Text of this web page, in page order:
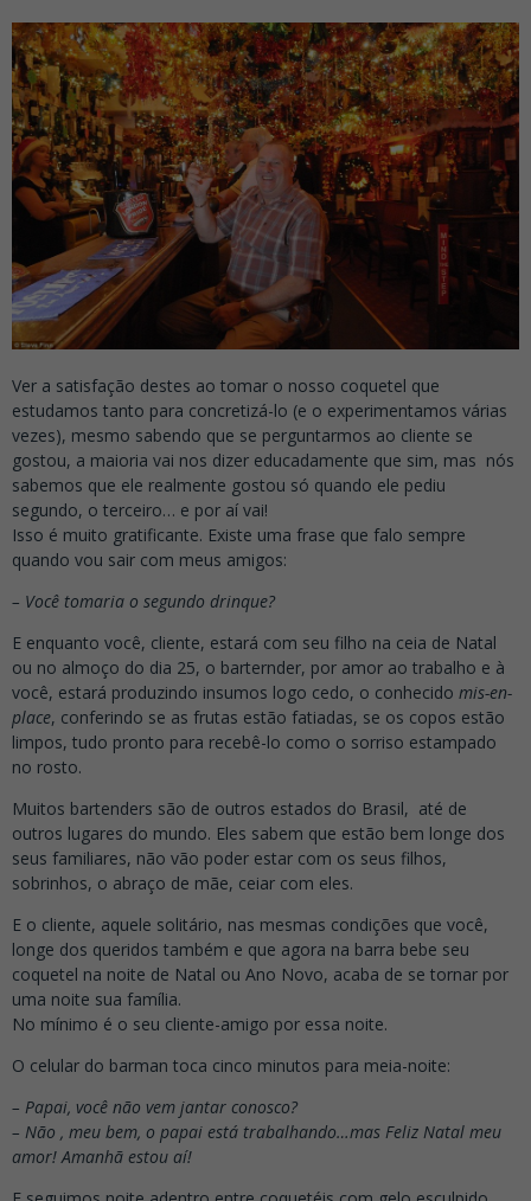
Ver a satisfação destes ao tomar o nosso coquetel que
estudamos tanto para concretizá-lo (e o experimentamos várias
vezes), mesmo sabendo que se perguntarmos ao cliente se
gostou, a maioria vai nos dizer educadamente que sim, mas nós
sabemos que ele realmente gostou só quando ele pediu
segundo, o terceiro… e por aí vai!
Isso é muito gratificante. Existe uma frase que falo sempre
quando vou sair com meus amigos:
– Você tomaria o segundo drinque?
E enquanto você, cliente, estará com seu filho na ceia de Natal
ou no almoço do dia 25, o barternder, por amor ao trabalho e à
você, estará produzindo insumos logo cedo, o conhecido mis-en-
place, conferindo se as frutas estão fatiadas, se os copos estão
limpos, tudo pronto para recebê-lo como o sorriso estampado
no rosto.
Muitos bartenders são de outros estados do Brasil, até de
outros lugares do mundo. Eles sabem que estão bem longe dos
seus familiares, não vão poder estar com os seus filhos,
sobrinhos, o abraço de mãe, ceiar com eles.
E o cliente, aquele solitário, nas mesmas condições que você,
longe dos queridos também e que agora na barra bebe seu
coquetel na noite de Natal ou Ano Novo, acaba de se tornar por
uma noite sua família.
No mínimo é o seu cliente-amigo por essa noite.
O celular do barman toca cinco minutos para meia-noite:
– Papai, você não vem jantar conosco?
– Não , meu bem, o papai está trabalhando…mas Feliz Natal meu
amor! Amanhã estou aí!